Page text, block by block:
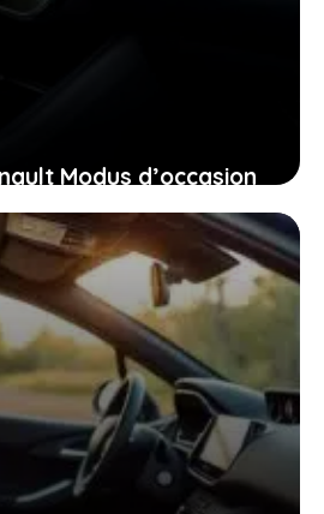
Modus d’occasion
la voiture idéale